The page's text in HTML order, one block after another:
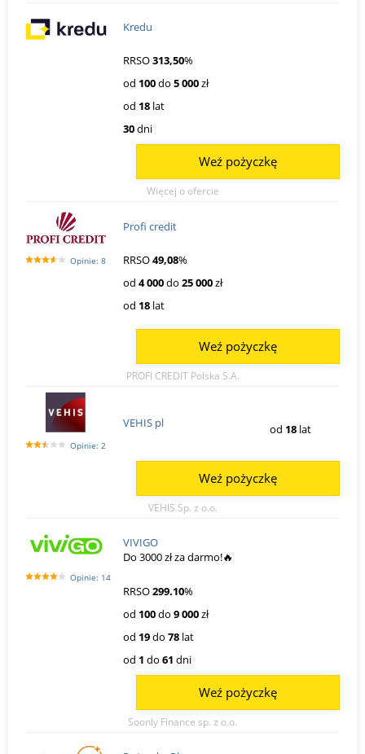
Kredu
RRSO313,50%
od 100do 5 000zł
od 18 lat
30dni
Więcej o ofercie
Weź pożyczkę
Opinie: 8
Profi credit
RRSO49,08%
od 4 000do 25 000zł
od 18 lat
PROFI CREDIT Polska S.A.
Weź pożyczkę
Opinie: 2
VEHIS pl od 18 lat
VEHIS Sp. z o.o.
Weź pożyczkę
Opinie: 14
VIVIGO
Do 3000 zł za darmo!🔥
RRSO299.10%
od 100do 9 000zł
od 19do 78 lat
od 1 do 61 dni
Soonly Finance sp. z o.o.
Weź pożyczkę